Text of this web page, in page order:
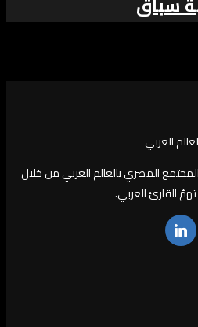
العربي
المصري بالعالم العربي من خلال
تهمّ القارئ العربي.